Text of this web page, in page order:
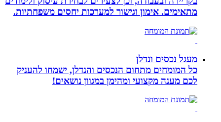
מתאימים. אימון וגישור למערכות יחסים משפחתיות.
מעגל נכסים ונדלן
כל המומחים מתחום הנכסים והנדלן, ישמחו להעניק
לכם מענה מקצועי ומהימן במגוון נושאים!